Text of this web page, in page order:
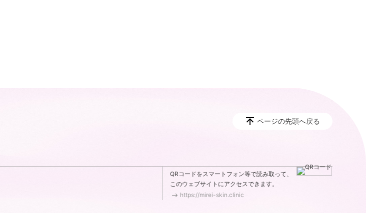
ページの先頭へ戻る
QRコードをスマートフォン等で読み取って、
このウェブサイトにアクセスできます。
https://mirei-skin.clinic